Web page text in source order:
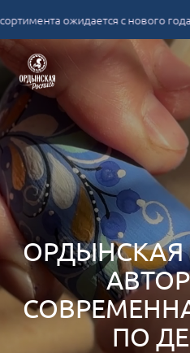
ожидается с нового года. В
ПО